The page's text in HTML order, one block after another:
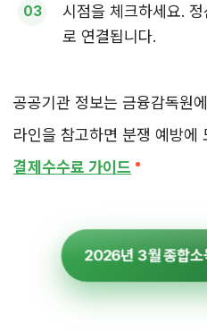
시점을 체크하세요.
로 연결됩니다.
공공기관 정보는 금융감독원
라인을 참고하면 분쟁 예방에
결제수수료 가이드
2026년 3월 종합소